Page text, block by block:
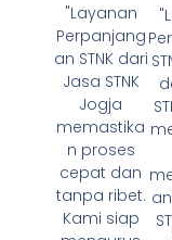
"Layanan
Perpanjang
an STNK dari
Jasa STNK
Jogja
memastika
n proses
cepat dan
tanpa ribet.
Kami siap